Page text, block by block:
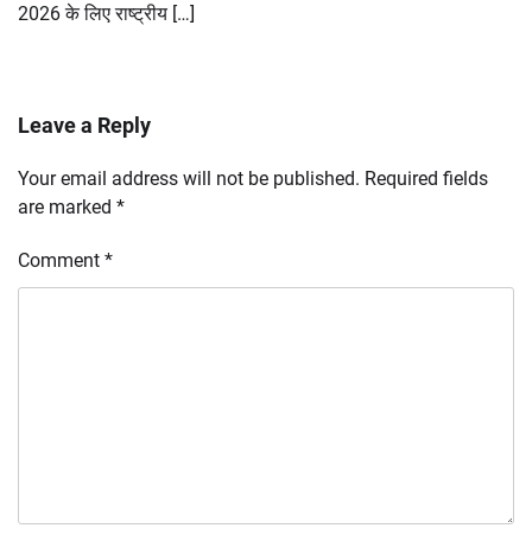
2026 के लिए राष्ट्रीय […]
Leave a Reply
Your email address will not be published. Required fields
are marked *
Comment *